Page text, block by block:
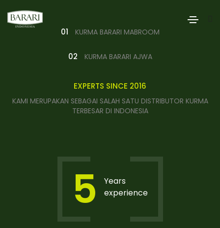
01 KURMA BARARI MABROOM
02 KURMA BARARI AJWA
EXPERTS SINCE 2016
KAMI MERUPAKAN SEBAGAI SALAH SATU DISTRIBUTOR KURMA
TERBESAR DI INDONESIA
5
Years
experience